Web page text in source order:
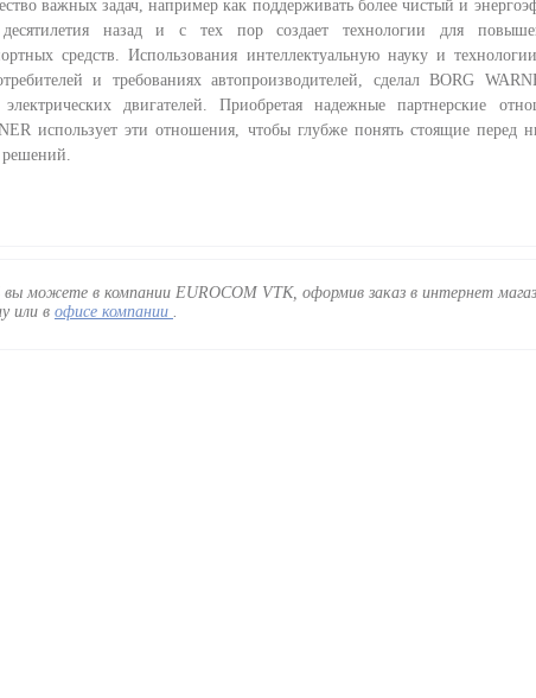
важных задач, например как поддерживать более чистый и
десятилетия назад и с тех пор создает технологии для
средств. Использования интеллектуальную науку и
и требованиях автопроизводителей, сделал BORG
двигателей. Приобретая надежные партнерские
использует эти отношения, чтобы глубже понять стоящие перед
решений.
вы можете в компании EUROCOM VTK, оформив заказ в интернет
или в офисе компании .